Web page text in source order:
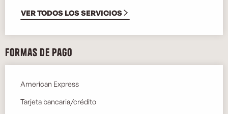
VER TODOS LOS SERVICIOS
Formas de pago
American Express
Tarjeta bancaria/crédito